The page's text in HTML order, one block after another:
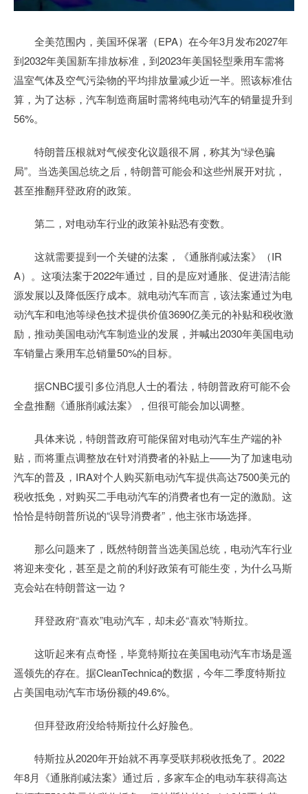
全美范围内，美国环保署（EPA）在今年3月发布2027年
到2032年美国新车排放标准，到2023年美国轻型乘用车需将
温室气体及空气污染物的平均排放量减少近一半。照该标准估
算，为了达标，汽车制造商届时需将纯电动汽车的销量提升到
56%。
特朗普压根就对气候变化议题很不屑，称其为“绿色骗
局”。当选美国总统之后，特朗普可能会和这些州展开对抗，
甚至推翻拜登政府的政策。
第二，对电动车行业的政策补贴恐有变数。
这就需要提到一个关键的法案，《通胀削减法案》（IR
A）。这项法案于2022年通过，目的是应对通胀、促进清洁能
源发展以及降低医疗成本。就电动汽车而言，该法案通过为电
动汽车和电池等绿色技术提供价值3690亿美元的补贴和税收激
励，推动美国电动汽车制造业的发展，并喊出2030年美国电动
车销量占乘用车总销量50%的目标。
据CNBC援引多位消息人士的看法，特朗普政府可能不会
全盘推翻《通胀削减法案》，但很可能会加以调整。
具体来说，特朗普政府可能保留对电动汽车生产端的补
贴，而将重点调整放在针对消费者的补贴上——为了加速电动
汽车的普及，IRA对个人购买新电动汽车提供高达7500美元的
税收抵免，对购买二手电动汽车的消费者也有一定的激励。这
恰恰是特朗普所说的“误导消费者”，他主张市场选择。
那么问题来了，既然特朗普当选美国总统，电动汽车行业
将迎来变化，甚至是之前的利好政策有可能生变，为什么马斯
克会站在特朗普这一边？
拜登政府“喜欢”电动汽车，却未必“喜欢”特斯拉。
这听起来有点奇怪，毕竟特斯拉在美国电动汽车市场是遥
遥领先的存在。据CleanTechnica的数据，今年二季度特斯拉
占美国电动汽车市场份额的49.6%。
但拜登政府没给特斯拉什么好脸色。
特斯拉从2020年开始就不再享受联邦税收抵免了。2022
年8月《通胀削减法案》通过后，多家车企的电动车获得高达